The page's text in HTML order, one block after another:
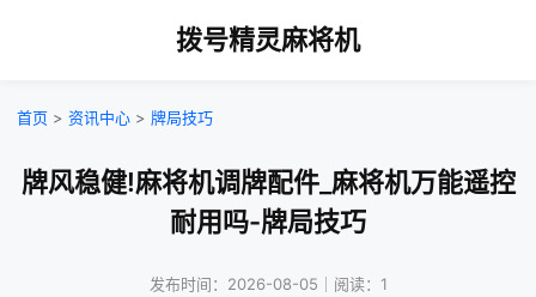
拨号精灵麻将机
首页 > 资讯中心 > 牌局技巧
牌风稳健!麻将机调牌配件_麻将机万能遥控
耐用吗-牌局技巧
发布时间：2026-08-05｜阅读：1